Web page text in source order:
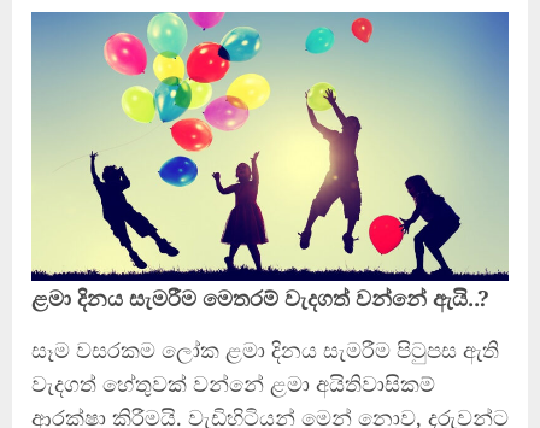
ළමා දිනය සැමරීම මෙතරම් වැදගත් වන්නේ ඇයි..?
සෑම වසරකම ලෝක ළමා දිනය සැමරීම පිටුපස ඇති
වැදගත් හේතුවක් වන්නේ ළමා අයිතිවාසිකම්
ආරක්ෂා කිරීමයි. වැඩිහිටියන් මෙන් නොව, දරුවන්ට